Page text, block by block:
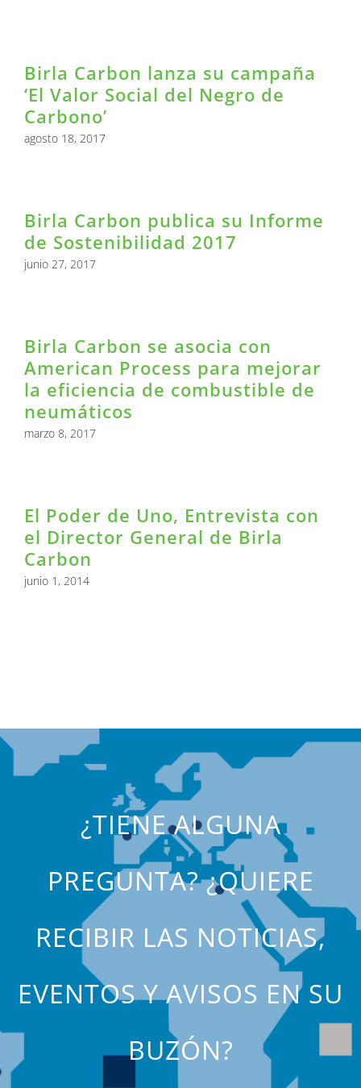
Birla Carbon lanza su campaña
‘El Valor Social del Negro de
Carbono’
agosto 18, 2017
Birla Carbon publica su Informe
de Sostenibilidad 2017
junio 27, 2017
Birla Carbon se asocia con
American Process para mejorar
la eficiencia de combustible de
neumáticos
marzo 8, 2017
El Poder de Uno, Entrevista con
el Director General de Birla
Carbon
junio 1, 2014
¿TIENE ALGUNA
PREGUNTA? ¿QUIERE
RECIBIR LAS NOTICIAS,
EVENTOS Y AVISOS EN SU
BUZÓN?